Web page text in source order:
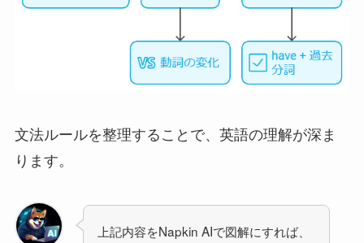
文法ルールを整理することで、英語の理解が深ま
ります。
上記内容をNapkin AIで図解にすれば、